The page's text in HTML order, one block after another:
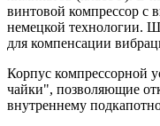
винтовой компрессор с
немецкой технологии.
для компенсации
Корпус компрессорной
чайки", позволяющие
внутреннему